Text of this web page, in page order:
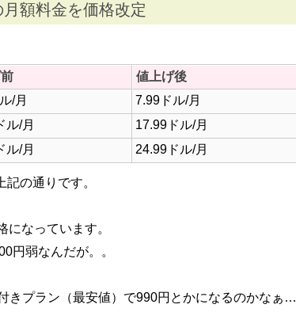
額料金を価格改定
値上げ後
/月
7.99ドル/月
ル/月
17.99ドル/月
ル/月 24.99ドル/月
の通りです。
なっています。
円弱なんだが。。
きプラン（最安値）で990円とかになるのかなぁ…